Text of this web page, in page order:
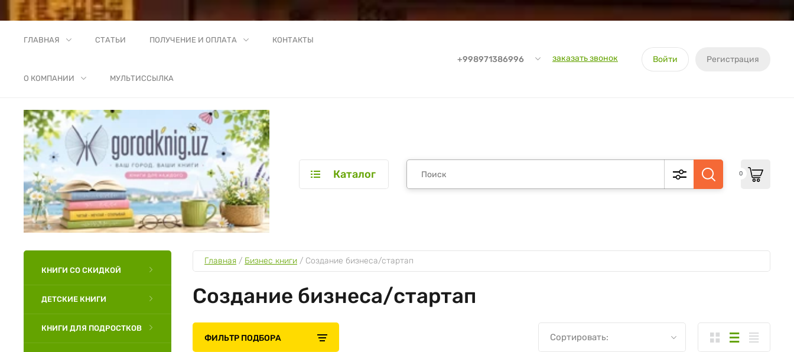
ГЛАВНАЯ СТАТЬИ ПОЛУЧЕНИЕ И ОПЛАТА КОНТАКТЫ
О КОМПАНИИ МУЛЬТИССЫЛКА
+998971386996 заказать звонок Войти Регистрация
Каталог 0
КНИГИ СО СКИДКОЙ
ДЕТСКИЕ КНИГИ
КНИГИ ДЛЯ ПОДРОСТКОВ
Главная / Бизнес книги / Создание бизнеса/стартап
Создание бизнеса/стартап
ФИЛЬТР ПОДБОРА Сортировать: